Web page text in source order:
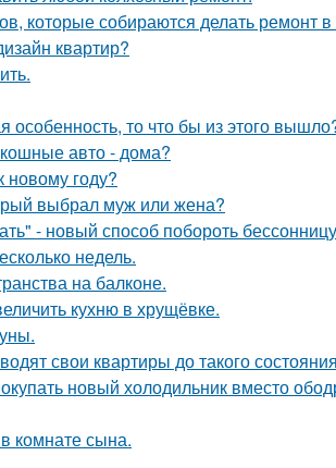
которые собираются делать ремонт в
квартир?
особенность, то что бы из этого
авто - дома?
новому году?
выбрал муж или жена?
- новый способ побороть
недель.
на балконе.
кухню в хрущёвке.
свои квартиры до такого
новый холодильник вместо
комнате сына.